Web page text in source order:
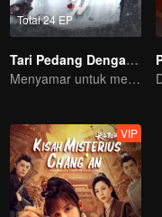
Total 24 EP
Tari Pedang Denganmu
Menyamar untuk membunuh
VIP